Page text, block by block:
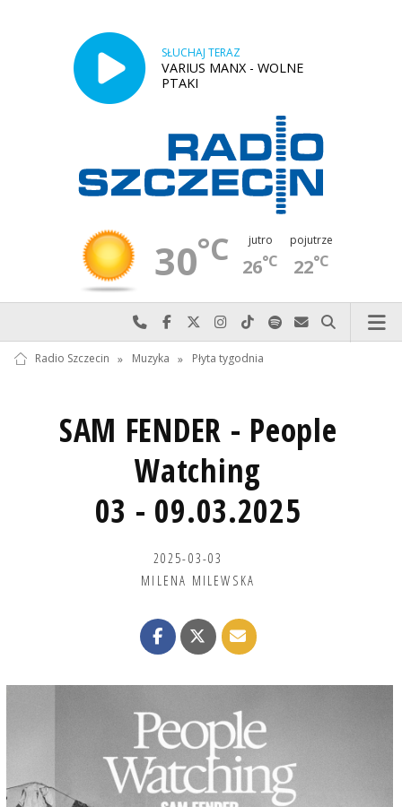
SŁUCHAJ TERAZ
VARIUS MANX - WOLNE
PTAKI
30°C jutro
26°C
pojutrze
22°C
Najlepiej po prostu do nas zadzwoń
Odwiedź nas na Facebook-u
Odwiedź nas na X
Odwiedź nas na Instagram-ie
Odwiedź nas na TikTok-u
Szukaj nas na Spotify
Wyślij do nas
Szukaj
Radio Szczecin » Muzyka » Płyta tygodnia
SAM FENDER - People
Watching
03 - 09.03.2025
2025-03-03
MILENA MILEWSKA